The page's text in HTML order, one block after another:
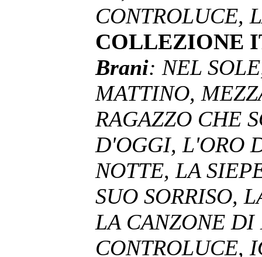
CONTROLUCE,
COLLEZIONE
Brani: NEL
MATTINO,
RAGAZZO CHE
D'OGGI, L'ORO
NOTTE, LA
SUO SORRISO,
LA CANZONE
CONTROLUCE,